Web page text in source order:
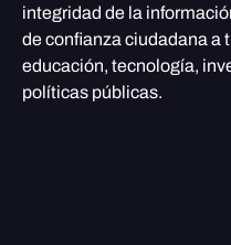
integridad de la
de confianza ciudadana a
educación, tecnología,
políticas públicas.